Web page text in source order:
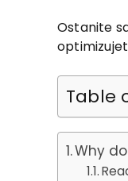
Ostanite
Table
Why